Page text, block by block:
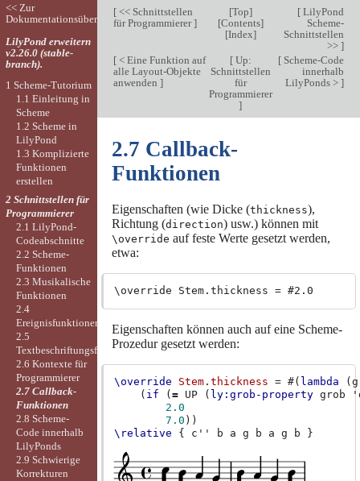
[<< Schnittstellen
für Programmierer]
[Top]
[Contents]
[Index]
[LilyPond
Scheme-
Schnittstellen
>> ]
[< Eine Funktion auf
alle Layout-Objekte
anwenden ]
[Up:
Schnittstellen
für
Programmierer
]
[Scheme-Code
innerhalb
LilyPonds > ]
2.7 Callback-
Funktionen
Eigenschaften (wie Dicke (thickness),
Richtung (direction) usw.) können mit
\override auf feste Werte gesetzt werden,
etwa:
Eigenschaften können auch auf eine Scheme-
Prozedur gesetzt werden:
\override Stem. thickness = #( lambda (
( if ( = UP ( ly:grob-property grob
2.0
7.0 ))
\relative
{ c'' b a g b a g b }
<< Zur
Dokumentationsübersicht
LilyPond erweitern
v2.26.0 (stable-
branch).
1 Scheme-Tutorium
1.1 Einleitung in
Scheme
1.2 Scheme in
LilyPond
1.3 Komplizierte
Funktionen
erstellen
2 Schnittstellen für
Programmierer
2.1 LilyPond-
Codeabschnitte
2.2 Scheme-
Funktionen
2.3 Musikalische
Funktionen
2.4
Ereignisfunktionen
2.5
Textbeschriftungsfunktionen
2.6 Kontexte für
Programmierer
2.7 Callback-
Funktionen
2.8 Scheme-
Code innerhalb
LilyPonds
2.9 Schwierige
Korrekturen